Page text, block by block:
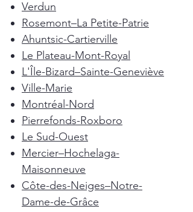
Verdun
Rosemont–La Petite-Patrie
Ahuntsic-Cartierville
Le Plateau-Mont-Royal
L'Île-Bizard–Sainte-Geneviève
Ville-Marie
Montréal-Nord
Pierrefonds-Roxboro
Le Sud-Ouest
Mercier–Hochelaga-
Maisonneuve
Côte-des-Neiges–Notre-
Dame-de-Grâce